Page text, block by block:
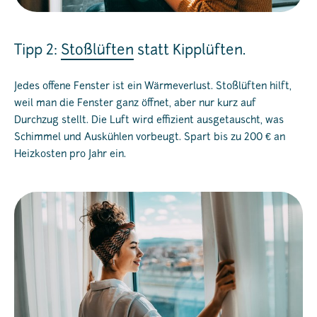
Tipp 2: Stoßlüften statt Kipplüften.
Jedes offene Fenster ist ein Wärmeverlust. Stoßlüften hilft,
weil man die Fenster ganz öffnet, aber nur kurz auf
Durchzug stellt. Die Luft wird effizient ausgetauscht, was
Schimmel und Auskühlen vorbeugt. Spart bis zu 200 € an
Heizkosten pro Jahr ein.